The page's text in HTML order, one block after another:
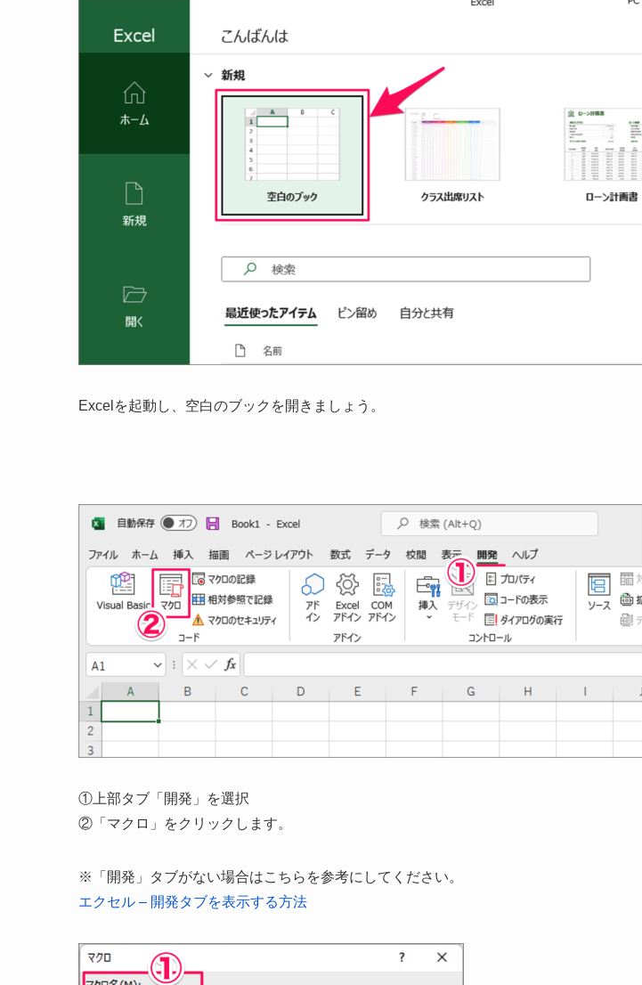
Excelを起動し、空白のブックを開きましょう。
①上部タブ「開発」を選択
②「マクロ」をクリックします。
※「開発」タブがない場合はこちらを参考にしてください。
エクセル – 開発タブを表示する方法